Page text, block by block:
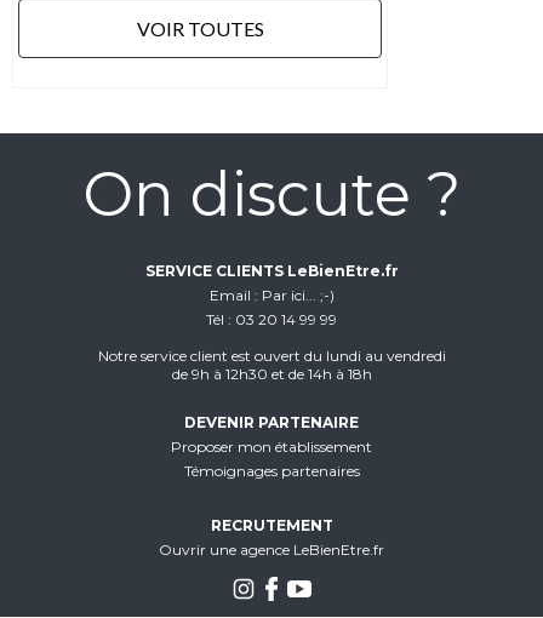
VOIR TOUTES
On discute ?
SERVICE CLIENTS LeBienEtre.fr
Email
Par ici... ;-)
Tél
03 20 14 99 99
Notre service client est ouvert du lundi au vendredi
de 9h à 12h30 et de 14h à 18h
DEVENIR PARTENAIRE
Proposer mon établissement
Témoignages partenaires
RECRUTEMENT
Ouvrir une agence LeBienEtre.fr